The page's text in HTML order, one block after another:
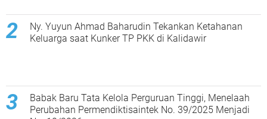
Ny. Yuyun Ahmad Baharudin Tekankan Ketahanan
Keluarga saat Kunker TP PKK di Kalidawir
Babak Baru Tata Kelola Perguruan Tinggi, Menelaah
Perubahan Permendiktisaintek No. 39/2025 Menjadi